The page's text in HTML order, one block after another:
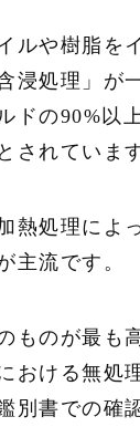
ルや樹脂を
浸処理」が
ドの90%以
されていま
熱処理によ
主流です。
ものが最も
おける無処
別書での確